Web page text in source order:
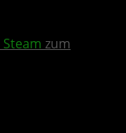
Steam zum